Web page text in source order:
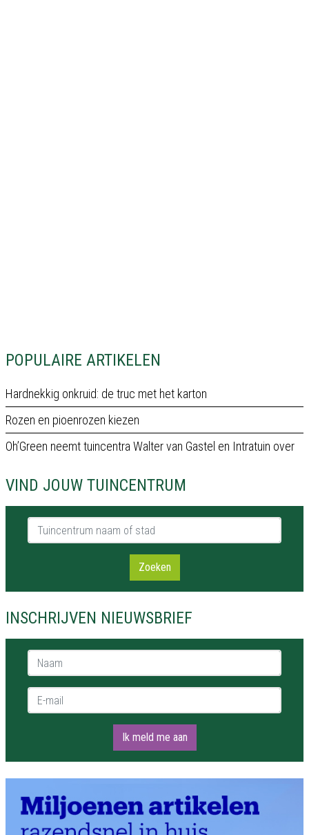
POPULAIRE ARTIKELEN
Hardnekkig onkruid: de truc met het karton
Rozen en pioenrozen kiezen
Oh’Green neemt tuincentra Walter van Gastel en Intratuin over
VIND JOUW TUINCENTRUM
Tuincentrum naam of stad
Zoeken
INSCHRIJVEN NIEUWSBRIEF
Naam *
E-mail *
Ik meld me aan